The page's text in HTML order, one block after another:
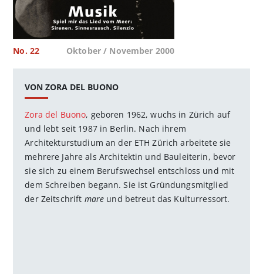
No. 22 Oktober / November 2000
VON ZORA DEL BUONO
Zora del Buono, geboren 1962, wuchs in Zürich auf
und lebt seit 1987 in Berlin. Nach ihrem
Architekturstudium an der ETH Zürich arbeitete sie
mehrere Jahre als Architektin und Bauleiterin, bevor
sie sich zu einem Berufswechsel entschloss und mit
dem Schreiben begann. Sie ist Gründungsmitglied
der Zeitschrift mare und betreut das Kulturressort.